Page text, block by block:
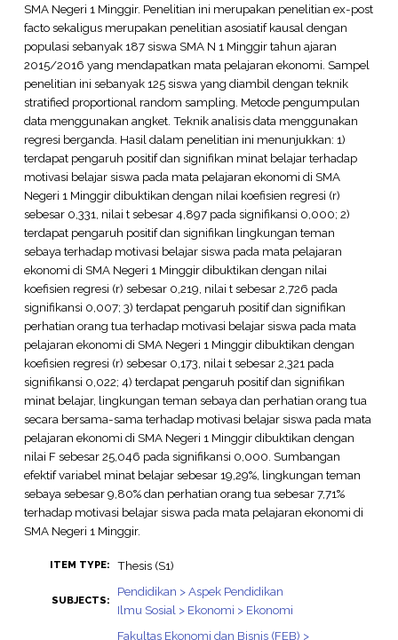
SMA Negeri 1 Minggir. Penelitian ini merupakan penelitian ex-post
facto sekaligus merupakan penelitian asosiatif kausal dengan
populasi sebanyak 187 siswa SMA N 1 Minggir tahun ajaran
2015/2016 yang mendapatkan mata pelajaran ekonomi. Sampel
penelitian ini sebanyak 125 siswa yang diambil dengan teknik
stratified proportional random sampling. Metode pengumpulan
data menggunakan angket. Teknik analisis data menggunakan
regresi berganda. Hasil dalam penelitian ini menunjukkan: 1)
terdapat pengaruh positif dan signifikan minat belajar terhadap
motivasi belajar siswa pada mata pelajaran ekonomi di SMA
Negeri 1 Minggir dibuktikan dengan nilai koefisien regresi (r)
sebesar 0,331, nilai t sebesar 4,897 pada signifikansi 0,000; 2)
terdapat pengaruh positif dan signifikan lingkungan teman
sebaya terhadap motivasi belajar siswa pada mata pelajaran
ekonomi di SMA Negeri 1 Minggir dibuktikan dengan nilai
koefisien regresi (r) sebesar 0,219, nilai t sebesar 2,726 pada
signifikansi 0,007; 3) terdapat pengaruh positif dan signifikan
perhatian orang tua terhadap motivasi belajar siswa pada mata
pelajaran ekonomi di SMA Negeri 1 Minggir dibuktikan dengan
koefisien regresi (r) sebesar 0,173, nilai t sebesar 2,321 pada
signifikansi 0,022; 4) terdapat pengaruh positif dan signifikan
minat belajar, lingkungan teman sebaya dan perhatian orang tua
secara bersama-sama terhadap motivasi belajar siswa pada mata
pelajaran ekonomi di SMA Negeri 1 Minggir dibuktikan dengan
nilai F sebesar 25,046 pada signifikansi 0,000. Sumbangan
efektif variabel minat belajar sebesar 19,29%, lingkungan teman
sebaya sebesar 9,80% dan perhatian orang tua sebesar 7,71%
terhadap motivasi belajar siswa pada mata pelajaran ekonomi di
SMA Negeri 1 Minggir.
ITEM TYPE: Thesis (S1)
SUBJECTS:
Pendidikan > Aspek Pendidikan
Ilmu Sosial > Ekonomi > Ekonomi
Fakultas Ekonomi dan Bisnis (FEB) >